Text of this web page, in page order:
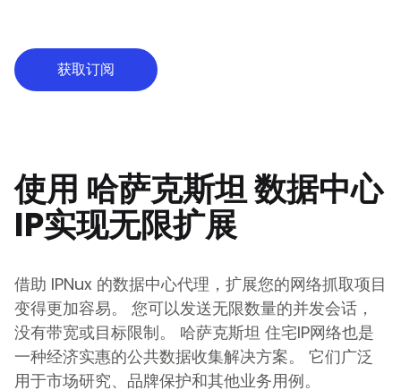
获取订阅
使用 哈萨克斯坦数据中心
IP实现无限扩展
借助 IPNux 的数据中心代理，扩展您的网络抓取项目
变得更加容易。 您可以发送无限数量的并发会话，
没有带宽或目标限制。
哈萨克斯坦 住宅IP网络也是
一种经济实惠的公共数据收集解决方案。 它们广泛
用于市场研究、品牌保护和其他业务用例。